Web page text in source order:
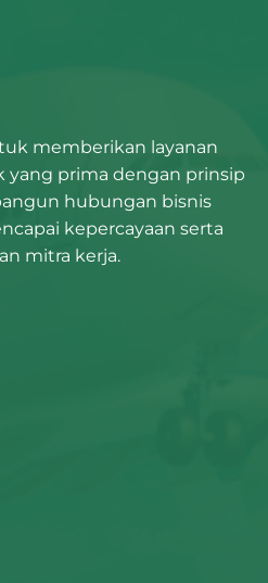
memberikan layanan
yang prima dengan prinsip
hubungan bisnis
kepercayaan serta
mitra kerja.